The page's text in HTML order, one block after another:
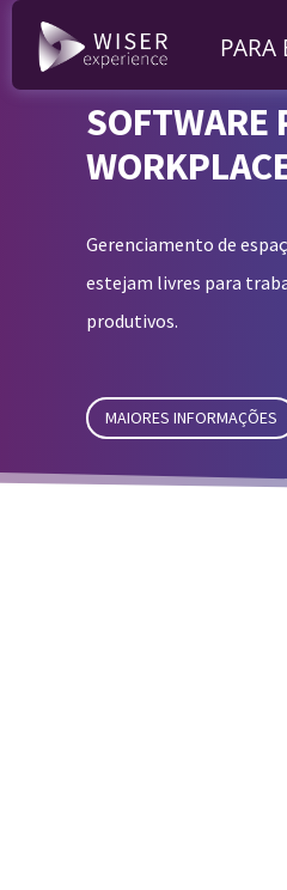
PARA
SOFTWARE
Gerenciamento de
estejam livres para
produtivos.
MAIORES INFORMAÇÕES